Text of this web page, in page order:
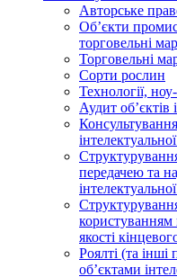
Авторське
Oб’єкти
торговельні
Торговельні
Сорти рослин
Технології,
Аудит об’єктів
передачею та
користуванням
якості
Роялті (та інші
об’єктами